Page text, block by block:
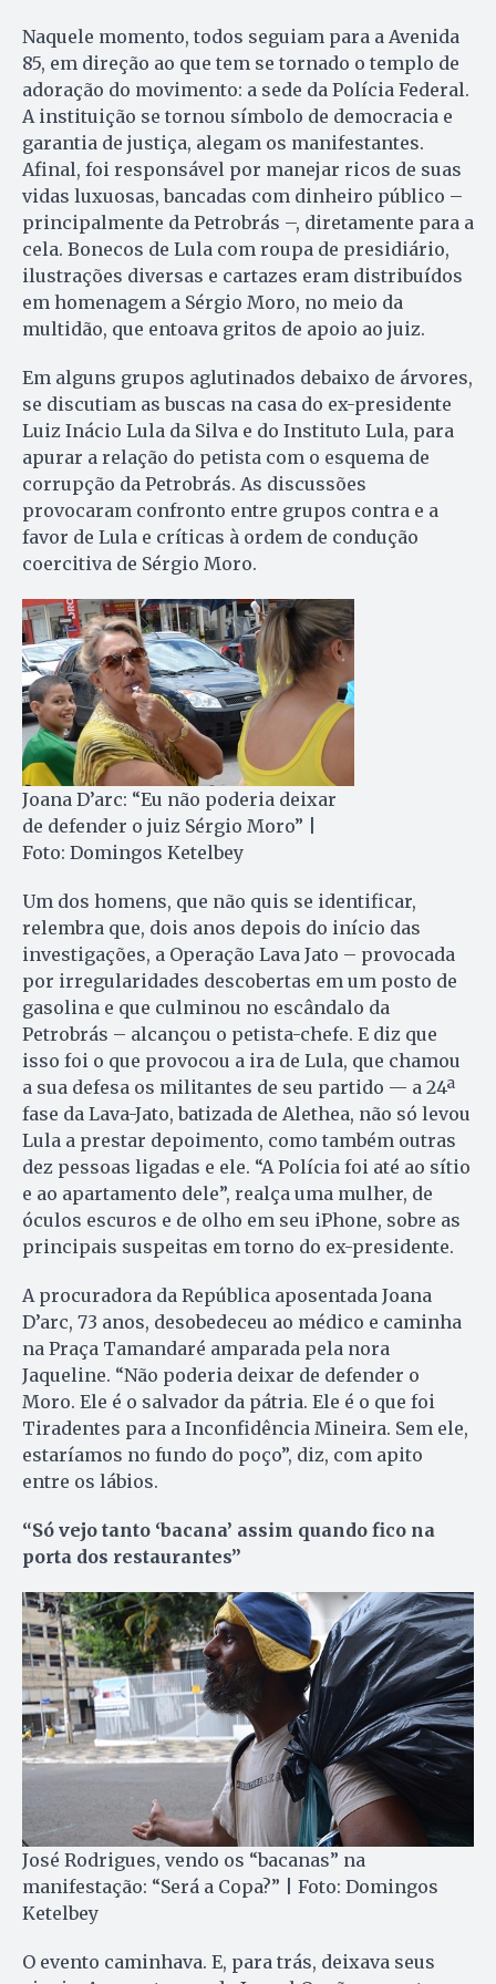
Naquele momento, todos seguiam para a Avenida
85, em direção ao que tem se tornado o templo de
adoração do movimento: a sede da Polícia Federal.
A instituição se tornou símbolo de democracia e
garantia de justiça, alegam os manifestantes.
Afinal, foi responsável por manejar ricos de suas
vidas luxuosas, bancadas com dinheiro público –
principalmente da Petrobrás –, diretamente para a
cela. Bonecos de Lula com roupa de presidiário,
ilustrações diversas e cartazes eram distribuídos
em homenagem a Sérgio Moro, no meio da
multidão, que entoava gritos de apoio ao juiz.
Em alguns grupos aglutinados debaixo de árvores,
se discutiam as buscas na casa do ex-presidente
Luiz Inácio Lula da Silva e do Instituto Lula, para
apurar a relação do petista com o esquema de
corrupção da Petrobrás. As discussões
provocaram confronto entre grupos contra e a
favor de Lula e críticas à ordem de condução
coercitiva de Sérgio Moro.
Joana D’arc: “Eu não poderia deixar
de defender o juiz Sérgio Moro” |
Foto: Domingos Ketelbey
Um dos homens, que não quis se identificar,
relembra que, dois anos depois do início das
investigações, a Operação Lava Jato – provocada
por irregularidades descobertas em um posto de
gasolina e que culminou no escândalo da
Petrobrás – alcançou o petista-chefe. E diz que
isso foi o que provocou a ira de Lula, que chamou
a sua defesa os militantes de seu partido — a 24ª
fase da Lava-Jato, batizada de Alethea, não só levou
Lula a prestar depoimento, como também outras
dez pessoas ligadas e ele. “A Polícia foi até ao sítio
e ao apartamento dele”, realça uma mulher, de
óculos escuros e de olho em seu iPhone, sobre as
principais suspeitas em torno do ex-presidente.
A procuradora da República aposentada Joana
D’arc, 73 anos, desobedeceu ao médico e caminha
na Praça Tamandaré amparada pela nora
Jaqueline. “Não poderia deixar de defender o
Moro. Ele é o salvador da pátria. Ele é o que foi
Tiradentes para a Inconfidência Mineira. Sem ele,
estaríamos no fundo do poço”, diz, com apito
entre os lábios.
“Só vejo tanto ‘bacana’ assim quando fico na
porta dos restaurantes”
José Rodrigues, vendo os “bacanas” na
manifestação: “Será a Copa?” | Foto: Domingos
Ketelbey
O evento caminhava. E, para trás, deixava seus